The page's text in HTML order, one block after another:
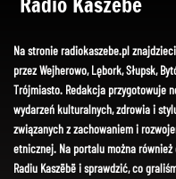
Na stronie radiokaszebe.pl
przez Wejherowo, Lębork, Słupsk,
Trójmiasto. Redakcja przygotowuje
wydarzeń kulturalnych, zdrowia i
związanych z zachowaniem i
etnicznej. Na portalu można
Radiu Kaszëbë i sprawdzić, co